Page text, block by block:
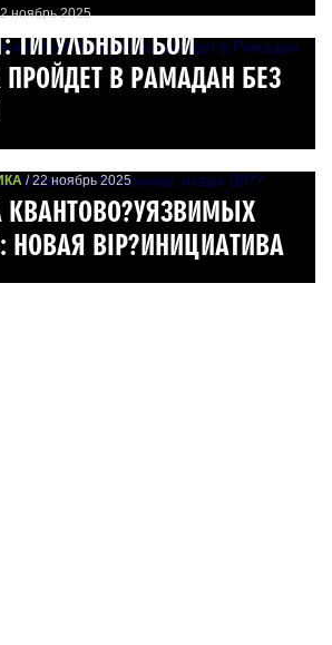
ноябрь 2025
ТИТУЛЬНЫЙ БОЙ
В РАМАДАН БЕЗ
/ 22 ноябрь 2025
КВАНТОВО?УЯЗВИМЫХ
НОВАЯ BIP?ИНИЦИАТИВА